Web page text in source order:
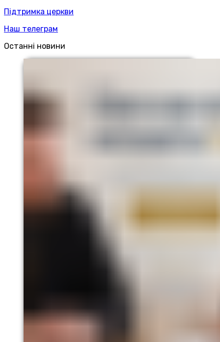
Підтримка церкви
Наш телеграм
Останні новини